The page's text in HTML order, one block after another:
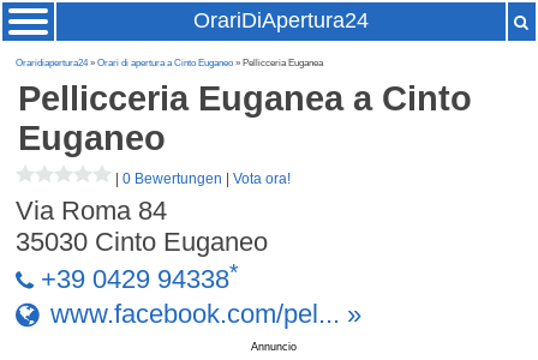
OrariDiApertura24
Oraridiapertura24»Orari di apertura a Cinto Euganeo » Pellicceria Euganea
Pellicceria Euganeaa Cinto
Euganeo
|0 Bewertungen |Vota ora!
Via Roma 84
35030 Cinto Euganeo
+39 0429 94338*
www.facebook.com/pel... »
Annuncio